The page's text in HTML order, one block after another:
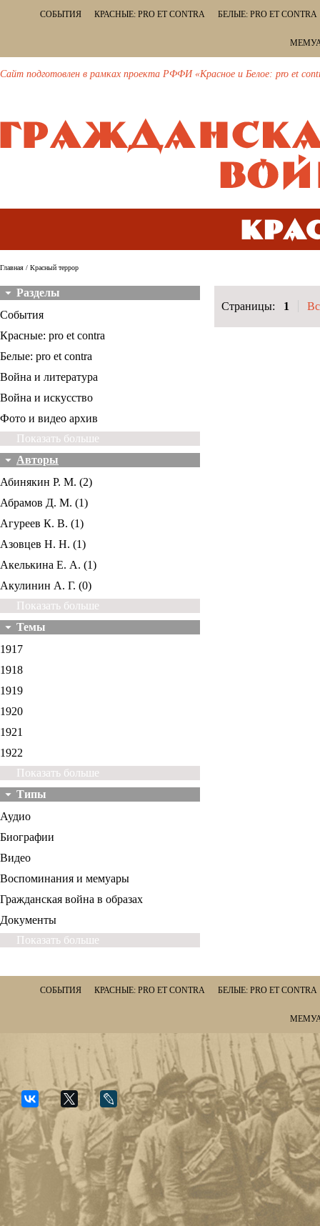
СОБЫТИЯ КРАСНЫЕ: PRO ET CONTRA БЕЛЫЕ: PRO ET CONTRA
Сайт подготовлен в рамках проекта РФФИ «Красное и Белое: pro et
Главная / Красный террор
Разделы
События
Красные: pro et contra
Белые: pro et contra
Война и литература
Война и искусство
Фото и видео архив
Показать больше
Авторы
Абинякин Р. М. (2)
Абрамов Д. М. (1)
Агуреев К. В. (1)
Азовцев Н. Н. (1)
Акелькина Е. А. (1)
Акулинин А. Г. (0)
Показать больше
Темы
1917
1918
1919
1920
1921
1922
Показать больше
Типы
Аудио
Биографии
Видео
Воспоминания и мемуары
Гражданская война в образах
Документы
Показать больше
Страницы: 1
СОБЫТИЯ КРАСНЫЕ: PRO ET CONTRA БЕЛЫЕ: PRO ET CONTRA